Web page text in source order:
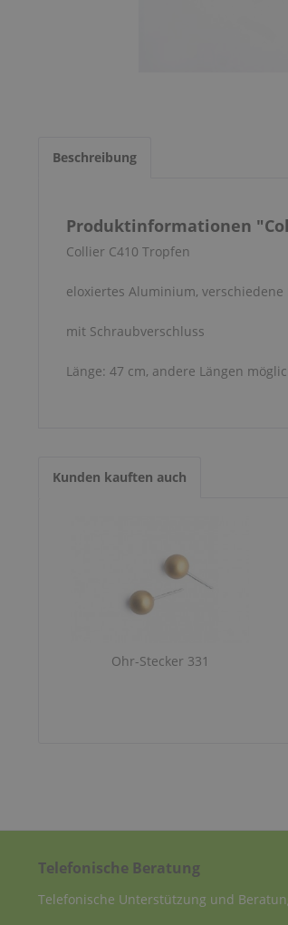
Beschreibung
Produktinformationen
Collier C410 Tropfen
eloxiertes Aluminium,
mit Schraubverschluss
Länge: 47 cm, andere Längen
Kunden kauften auch
Ohr-Stecker 331
Telefonische Beratung
Telefonische Unterstützung und